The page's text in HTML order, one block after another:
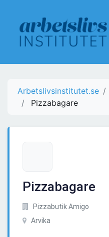
Arbetslivsinstitutet.se
Pizzabagare
Pizzabagare
Pizzabutik Amigo
Arvika